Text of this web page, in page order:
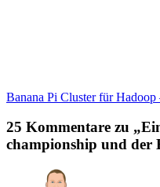
Banana Pi Cluster für
25 Kommentare zu
championship und der